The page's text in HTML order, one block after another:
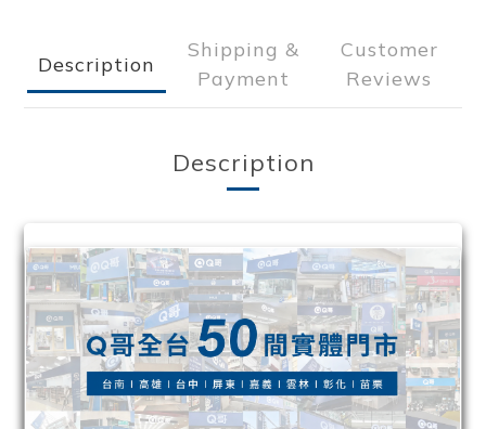
Description
Shipping &
Payment
Customer
Reviews
Description